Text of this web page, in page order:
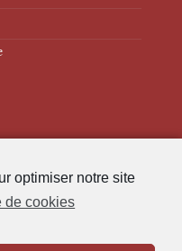
optimiser notre site
de cookies